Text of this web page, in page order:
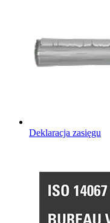
Deklaracja zasięgu